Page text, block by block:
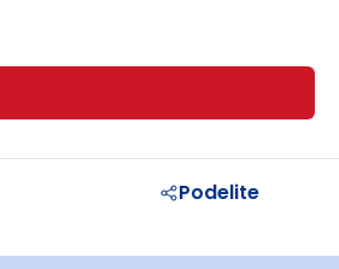
Podelite